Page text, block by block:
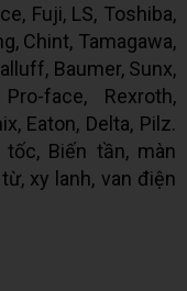
Fuji, LS, Toshiba,
Chint, Tamagawa,
Baumer, Sunx,
face, Rexroth,
Eaton, Delta, Pilz.
tốc, Biến tần, màn
xy lanh, van điện